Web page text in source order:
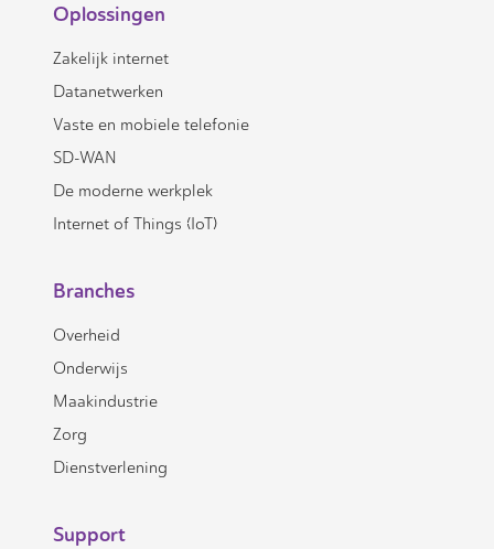
Oplossingen
Zakelijk internet
Datanetwerken
Vaste en mobiele telefonie
SD-WAN
De moderne werkplek
Internet of Things (IoT)
Branches
Overheid
Onderwijs
Maakindustrie
Zorg
Dienstverlening
Support